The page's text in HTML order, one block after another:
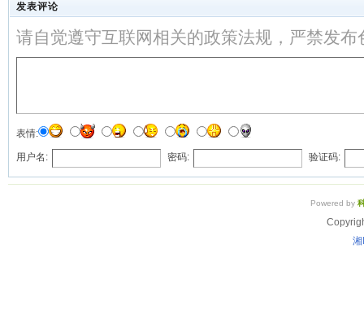
发表评论
请自觉遵守互联网相关的政策法规，严禁发
表情:
用户名: 密码: 验证码:
Powered by